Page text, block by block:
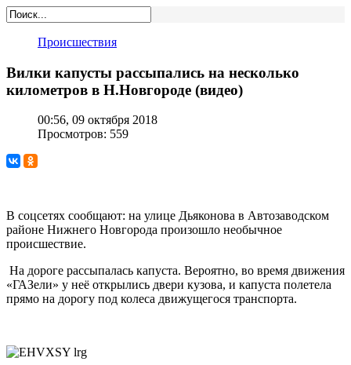
Происшествия
Вилки капусты рассыпались на несколько
километров в Н.Новгороде (видео)
00:56, 09 октября 2018
Просмотров: 559
В соцсетях сообщают: на улице Дьяконова в Автозаводском
районе Нижнего Новгорода произошло необычное
происшествие.
На дороге рассыпалась капуста. Вероятно, во время движения
«ГАЗели» у неё открылись двери кузова, и капуста полетела
прямо на дорогу под колеса движущегося транспорта.